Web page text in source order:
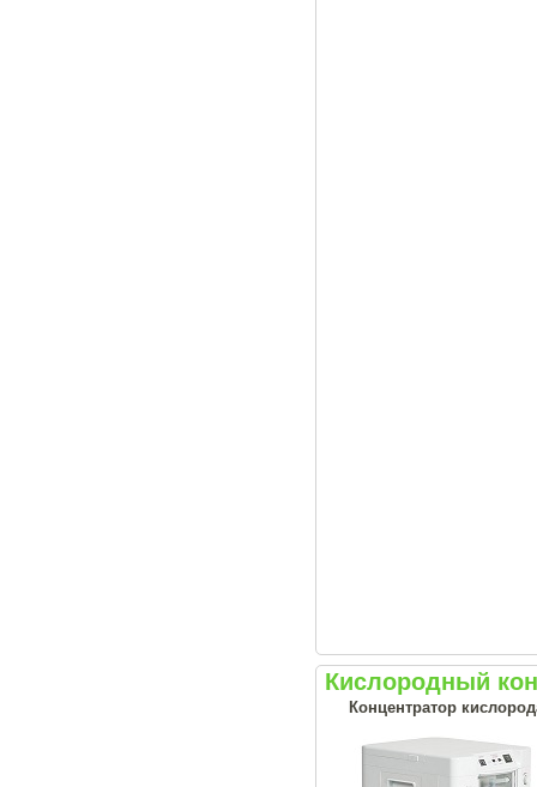
Кислородный
Концентратор